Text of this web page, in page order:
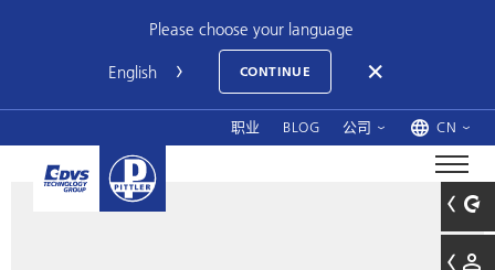
Please choose your language
CONTINUE
职业 BLOG 公司 CN